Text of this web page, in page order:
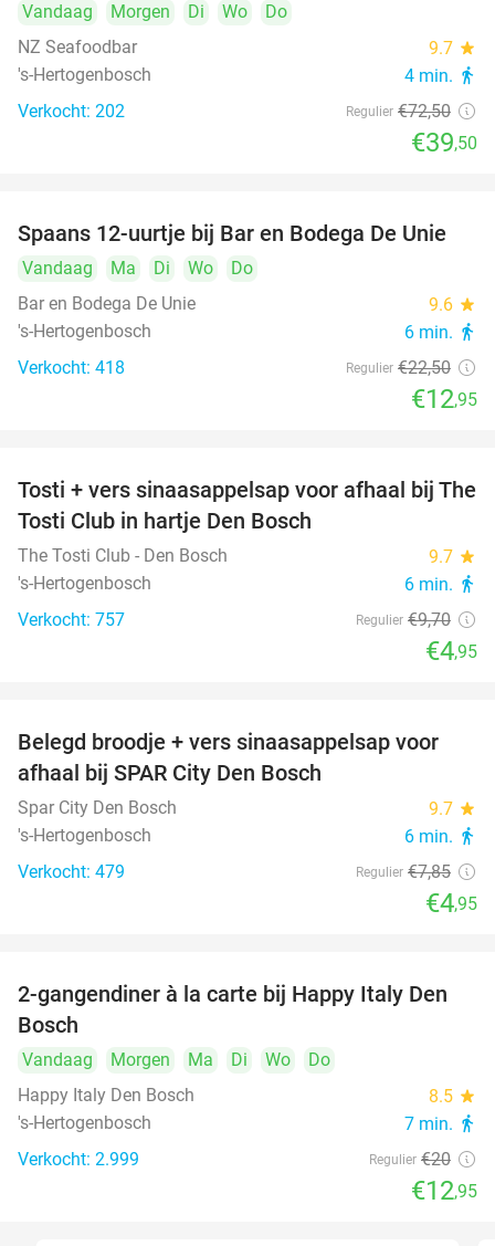
Vandaag Morgen Di Wo
Do
NZ Seafoodbar
9.7 star
's-Hertogenbosch 4 min. directions_walk
Verkocht: 202 Regulier €72,50
€39,50
42%
Spaans 12-uurtje bij Bar en Bodega De Unie
Vandaag Ma Di Wo
Do
Bar en Bodega De Unie
9.6 star
's-Hertogenbosch 6 min. directions_walk
Verkocht: 418 Regulier €22,50
€12,95
49%
Tosti + vers sinaasappelsap voor afhaal bij The
Tosti Club in hartje Den Bosch
The Tosti Club - Den Bosch 9.7 star
's-Hertogenbosch 6 min. directions_walk
Verkocht: 757 Regulier €9,70
€4,95
37%
Belegd broodje + vers sinaasappelsap voor
afhaal bij SPAR City Den Bosch
Spar City Den Bosch 9.7 star
's-Hertogenbosch 6 min. directions_walk
Verkocht: 479 Regulier €7,85
€4,95
35%
2-gangendiner à la carte bij Happy Italy Den
Bosch
Vandaag Morgen Ma Di Wo
Do
Happy Italy Den Bosch
8.5 star
's-Hertogenbosch 7 min. directions_walk
Verkocht: 2.999 Regulier €20
€12,95